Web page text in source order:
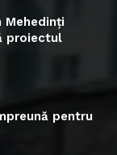
Mehedinți
proiectul
pentru